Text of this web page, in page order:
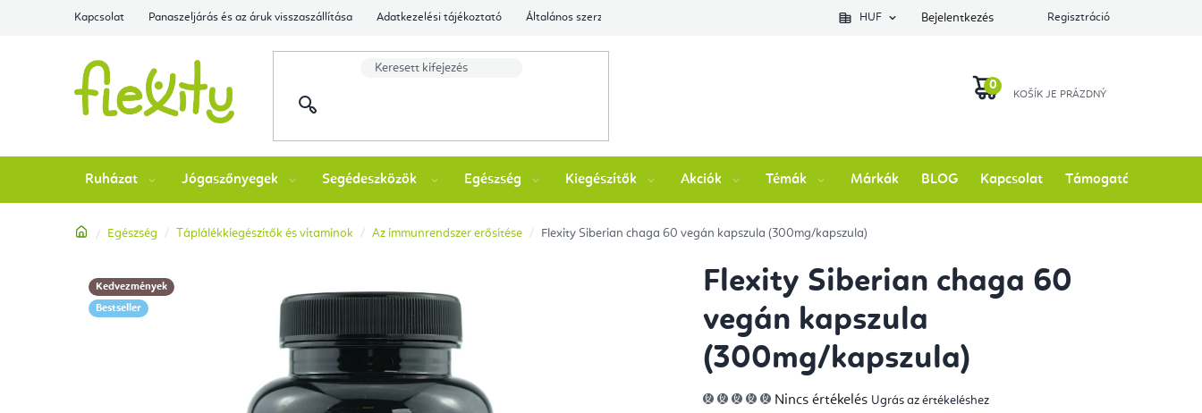
Kapcsolat Panaszeljárás és az áruk visszaszállítása Adatkezelési tájékoztató Általános szerződési feltételek Ellenőrizze a rendelés állapotátHUF Bejelentkezés Regisztráció
Ruházat Jógaszőnyegek Segédeszközök Egészség Kiegészítők Akciók Témák Márkák BLOG Kapcsolat Támogatás
Kezdőlap
Egészség Táplálékkiegészítők és vitaminok Az immunrendszer erősítése Flexity Siberian chaga 60 vegán kapszula (300mg/kapszula)
Flexity Siberian chaga 60
vegán kapszula
(300mg/kapszula)
A
termék
Nincs értékelés Ugrás az értékeléshez
Kedvezmények
Bestseller